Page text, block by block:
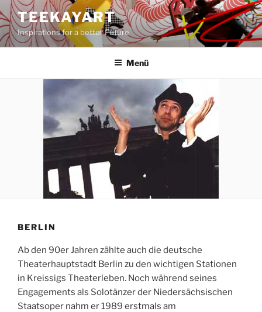
Zum
Inhalt
springen
TEEKAYART
Inspirations for a better Future
Menü
BERLIN
Ab den 90er Jahren zählte auch die deutsche
Theaterhauptstadt Berlin zu den wichtigen Stationen
in Kreissigs Theaterleben. Noch während seines
Engagements als Solotänzer der Niedersächsischen
Staatsoper nahm er 1989 erstmals am